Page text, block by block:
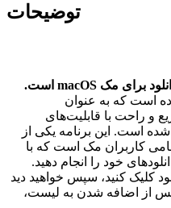
توضیحات
یکی از برنامه‌های مطرح دانلود برای مک macOS است.
است که به عنوان
و راحت با قابلیت‌های
است. این برنامه یکی از
کاربران مک است که با
خود را انجام دهید.
کلیک کنید، سپس خواهید دید
از اضافه شدن به لیست،